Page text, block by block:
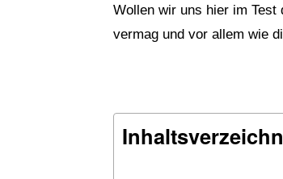
Wollen wir uns hier im Test
vermag und vor allem wie